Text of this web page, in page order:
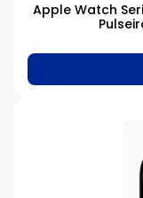
Apple Watch